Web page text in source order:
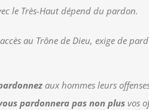
le Très-Haut dépend du pardon.
au Trône de Dieu, exige de
aux hommes leurs
pardonnera pas non plusvos